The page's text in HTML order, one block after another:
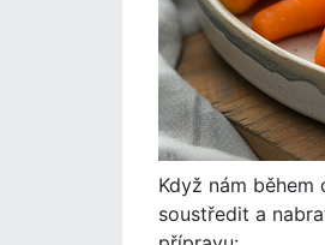
Když nám
soustředit a